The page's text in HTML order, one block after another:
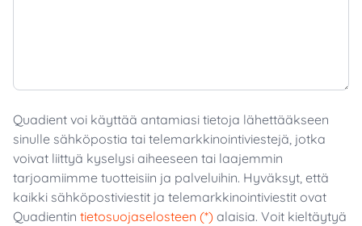
Quadient voi käyttää antamiasi tietoja lähettääkseen
sinulle sähköpostia tai telemarkkinointiviestejä, jotka
voivat liittyä kyselysi aiheeseen tai laajemmin
tarjoamiimme tuotteisiin ja palveluihin. Hyväksyt, että
kaikki sähköpostiviestit ja telemarkkinointiviestit ovat
Quadientin tietosuojaselosteen (*) alaisia. Voit kieltäytyä